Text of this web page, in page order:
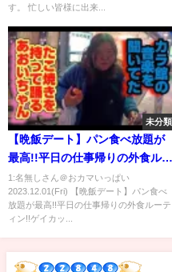
す。 忙しい皆様に出来...
未分類
【晩飯デート】パン食べ放題が
最高!!平日の仕事帰りの外食ルー
ティン!!ゲイカップル
1:名無しさん＠おカマいっぱい
2023.12.01(Fri) 【晩飯デート】パン食べ
放題が最高!!平日の仕事帰りの外食ルーテ
ィン!!ゲイカッ...